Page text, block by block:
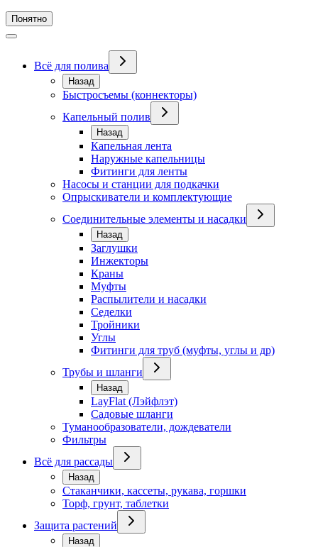
Понятно
Всё для полива
Назад
Быстросъемы (коннекторы)
Капельный полив
Назад
Капельная лента
Наружные капельницы
Фитинги для ленты
Насосы и станции для подкачки
Опрыскиватели и комплектующие
Соединительные элементы и насадки
Назад
Заглушки
Инжекторы
Краны
Муфты
Распылители и насадки
Седелки
Тройники
Углы
Фитинги для труб (муфты, углы и др)
Трубы и шланги
Назад
LayFlat (Лэйфлэт)
Садовые шланги
Туманообразователи, дождеватели
Фильтры
Всё для рассады
Назад
Стаканчики, кассеты, рукава, горшки
Торф, грунт, таблетки
Защита растений
Назад